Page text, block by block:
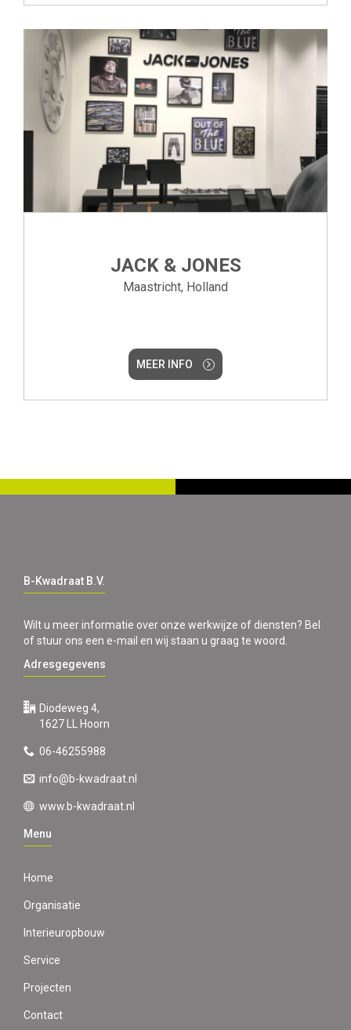
JACK & JONES
Maastricht, Holland
MEER INFO
B-Kwadraat B.V.
Wilt u meer informatie over onze werkwijze of diensten? Bel
of stuur ons een e-mail en wij staan u graag te woord.
Adresgegevens
Diodeweg 4,
1627 LL Hoorn
06-46255988
info@b-kwadraat.nl
www.b-kwadraat.nl
Menu
Home
Organisatie
Interieuropbouw
Service
Projecten
Contact